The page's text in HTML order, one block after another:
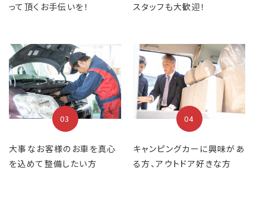
って頂くお手伝いを！
スタッフも大歓迎！
03
大事なお客様のお車を真心
を込めて整備したい方
04
キャンピングカーに興味があ
る方、アウトドア好きな方